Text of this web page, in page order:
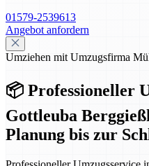
01579-2539613
Angebot anfordern
Umziehen mit Umzugsfirma
📦 Professioneller
Gottleuba
Planung bis zur